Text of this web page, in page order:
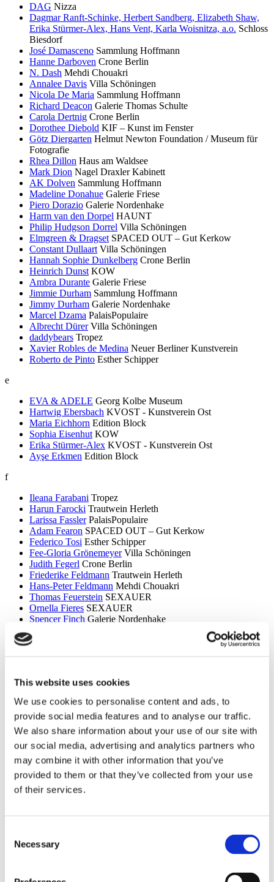
This website uses cookies
We use cookies to personalise content and ads, to
provide social media features and to analyse our traffic.
We also share information about your use of our site with
our social media, advertising and analytics partners who
may combine it with other information that you’ve
provided to them or that they’ve collected from your use
of their services.
Selection
Necessary
DAG Nizza
Dagmar Ranft-Schinke, Herbert Sandberg, Elizabeth Shaw,
Erika Stürmer-Alex, Hans Vent, Karla Woisnitza, a.o. Schloss
Biesdorf
José Damasceno Sammlung Hoffmann
Hanne Darboven Crone Berlin
N. Dash Mehdi Chouakri
Annalee Davis Villa Schöningen
Nicola De Maria Sammlung Hoffmann
Richard Deacon Galerie Thomas Schulte
Carola Dertnig Crone Berlin
Dorothee Diebold KIF – Kunst im Fenster
Götz Diergarten Helmut Newton Foundation / Museum für
Fotografie
Rhea Dillon Haus am Waldsee
Mark Dion Nagel Draxler Kabinett
AK Dolven Sammlung Hoffmann
Madeline Donahue Galerie Friese
Piero Dorazio Galerie Nordenhake
Harm van den Dorpel HAUNT
Philip Hudgson Dorrel Villa Schöningen
Elmgreen & Dragset SPACED OUT – Gut Kerkow
Constant Dullaart Villa Schöningen
Hannah Sophie Dunkelberg Crone Berlin
Heinrich Dunst KOW
Ambra Durante Galerie Friese
Jimmie Durham Sammlung Hoffmann
Jimmy Durham Galerie Nordenhake
Marcel Dzama PalaisPopulaire
Albrecht Dürer Villa Schöningen
daddybears Tropez
Xavier Robles de Medina Neuer Berliner Kunstverein
Roberto de Pinto Esther Schipper
e
EVA & ADELE Georg Kolbe Museum
Hartwig Ebersbach KVOST - Kunstverein Ost
Maria Eichhorn Edition Block
Sophia Eisenhut KOW
Erika Stürmer-Alex KVOST - Kunstverein Ost
Ayşe Erkmen Edition Block
f
Ileana Farabani Tropez
Harun Farocki Trautwein Herleth
Larissa Fassler PalaisPopulaire
Adam Fearon SPACED OUT – Gut Kerkow
Federico Tosi Esther Schipper
Fee-Gloria Grönemeyer Villa Schöningen
Judith Fegerl Crone Berlin
Friederike Feldmann Trautwein Herleth
Hans-Peter Feldmann Mehdi Chouakri
Thomas Feuerstein SEXAUER
Ornella Fieres SEXAUER
Spencer Finch Galerie Nordenhake
Itchi Fleischer
Esther Forse Villa Schöningen
Friedrich Thieme
Villa Schöningen
Asana Fujikawa Galerie Friese
Paul Fägerskiöld Galerie Nordenhake
Wieland Förster Schloss Biesdorf
Meschac Gaba PalaisPopulaire
Ellen Gallagher
PalaisPopulaire
Isa Genzken Wehrmuehle Biesenthal
Fabian Ginsberg